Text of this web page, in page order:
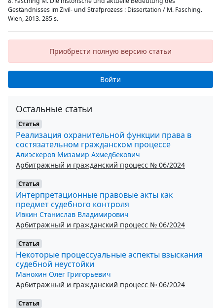
Geständnisses im Zivil- und Strafprozess : Dissertation / M. Fasching.
Wien, 2013. 285 s.
Приобрести полную версию статьи
Войти
Остальные статьи
Статья
Реализация охранительной функции права в
состязательном гражданском процессе
Алиэскеров Мизамир Ахмедбекович
Арбитражный и гражданский процесс № 06/2024
Статья
Интерпретационные правовые акты как
предмет судебного контроля
Ивкин Станислав Владимирович
Арбитражный и гражданский процесс № 06/2024
Статья
Некоторые процессуальные аспекты взыскания
судебной неустойки
Манохин Олег Григорьевич
Арбитражный и гражданский процесс № 06/2024
Статья